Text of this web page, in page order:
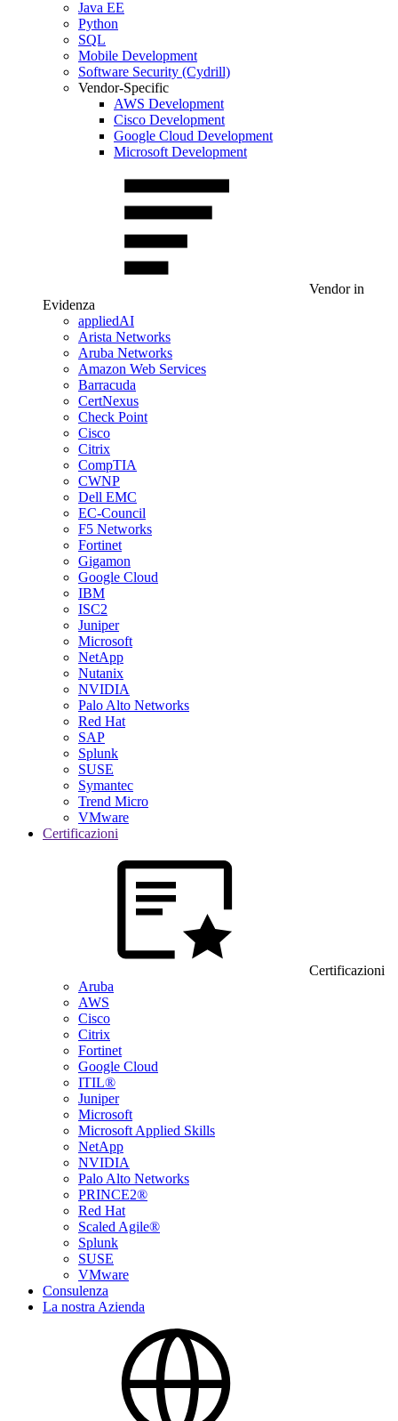
Java EE
Python
SQL
Mobile Development
Software Security (Cydrill)
Vendor-Specific
AWS Development
Cisco Development
Google Cloud Development
Microsoft Development
Vendor in
Evidenza
appliedAI
Arista Networks
Aruba Networks
Amazon Web Services
Barracuda
CertNexus
Check Point
Cisco
Citrix
CompTIA
CWNP
Dell EMC
EC-Council
F5 Networks
Fortinet
Gigamon
Google Cloud
IBM
ISC2
Juniper
Microsoft
NetApp
Nutanix
NVIDIA
Palo Alto Networks
Red Hat
SAP
Splunk
SUSE
Symantec
Trend Micro
VMware
Certificazioni
Certificazioni
Aruba
AWS
Cisco
Citrix
Fortinet
Google Cloud
ITIL®
Juniper
Microsoft
Microsoft Applied Skills
NetApp
NVIDIA
Palo Alto Networks
PRINCE2®
Red Hat
Scaled Agile®
Splunk
SUSE
VMware
Consulenza
La nostra Azienda